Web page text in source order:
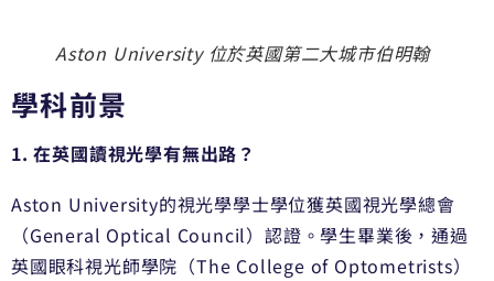
Aston University 位於英國第二大城市伯明翰
學科前景
1. 在英國讀視光學有無出路？
Aston University的視光學學士學位獲英國視光學總會
（General Optical Council）認證。學生畢業後，通過
英國眼科視光師學院（The College of Optometrists）